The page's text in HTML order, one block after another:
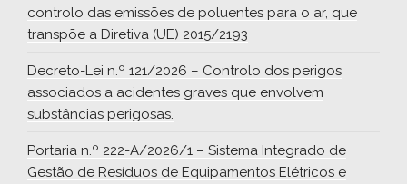
controlo das emissões de poluentes para o ar, que
transpõe a Diretiva (UE) 2015/2193
Decreto-Lei n.º 121/2026 – Controlo dos perigos
associados a acidentes graves que envolvem
substâncias perigosas.
Portaria n.º 222-A/2026/1 – Sistema Integrado de
Gestão de Resíduos de Equipamentos Elétricos e